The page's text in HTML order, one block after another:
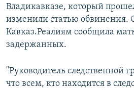
Владикавказе, который
изменили статью обвинения.
Кавказ.Реалиям сообщила
задержанных.
"Руководитель следственной
что всем, кто находится в